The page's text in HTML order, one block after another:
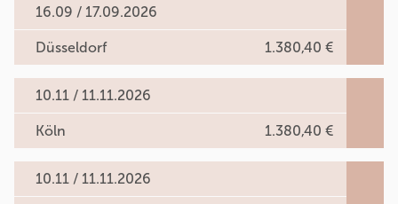
16.09 / 17.09.2026
Düsseldorf 1.380,40 €
10.11 / 11.11.2026
Köln 1.380,40 €
10.11 / 11.11.2026